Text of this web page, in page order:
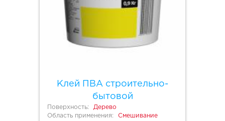
Клей ПВА строительно-
бытовой
Поверхность:
Дерево
Область применения:
Смешивание